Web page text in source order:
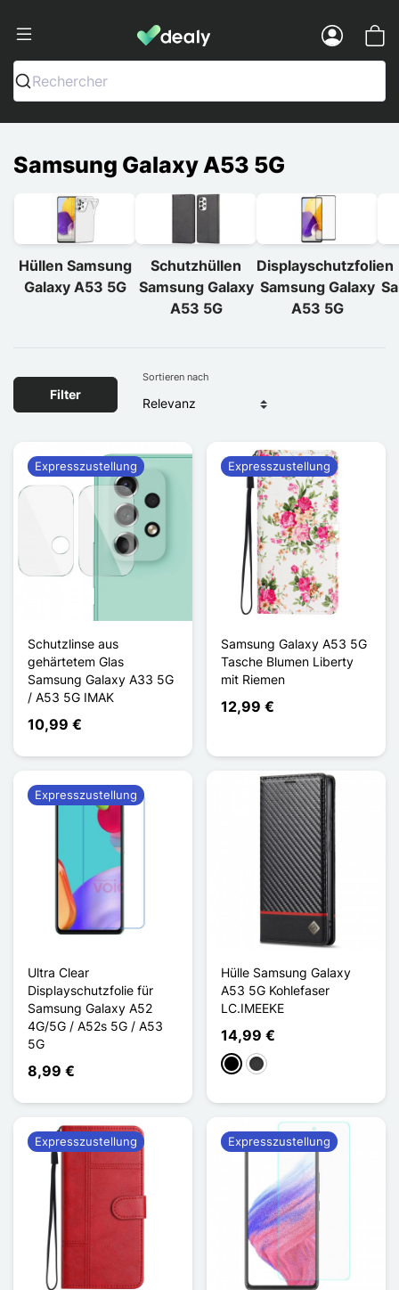
Dealy - Hüllen und Zubehör für
Rechercher
Samsung Galaxy A53 5G
Hüllen Samsung
Galaxy A53 5G
Schutzhüllen
Samsung Galaxy
A53 5G
Displayschutzfolien
Samsung Galaxy
A53 5G
Filter
Sortieren nach
Schutzlinse aus
gehärtetem Glas
Samsung Galaxy A33 5G
/ A53 5G IMAK
10,99 €
Expresszustellung
Samsung Galaxy A53 5G
Tasche Blumen Liberty
mit Riemen
12,99 €
Expresszustellung
Ultra Clear
Displayschutzfolie für
Samsung Galaxy A52
4G/5G / A52s 5G / A53
5G
8,99 €
Expresszustellung
Hülle Samsung Galaxy
A53 5G Kohlefaser
LC.IMEEKE
14,99 €
SchwarzDunkelgrau
Expresszustellung Expresszustellung